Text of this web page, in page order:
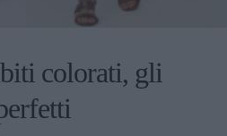
colorati, gli